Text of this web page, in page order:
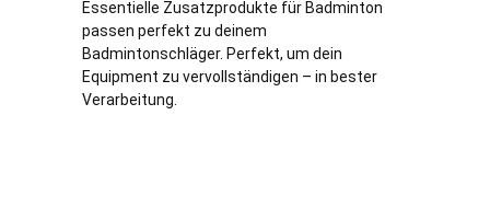
Essentielle Zusatzprodukte für Badminton
passen perfekt zu deinem
Badmintonschläger. Perfekt, um dein
Equipment zu vervollständigen – in bester
Verarbeitung.